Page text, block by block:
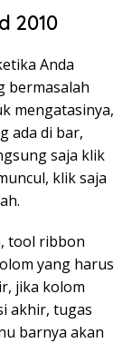
2010
Anda
bermasalah
mengatasinya,
ada di bar,
saja klik
klik saja
tool ribbon
yang harus
jika kolom
akhir, tugas
barnya akan